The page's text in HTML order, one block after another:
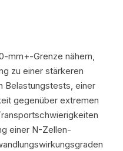
mm+-Grenze nähern,
zu einer stärkeren
Belastungstests, einer
gegenüber extremen
einer N-Zellen-